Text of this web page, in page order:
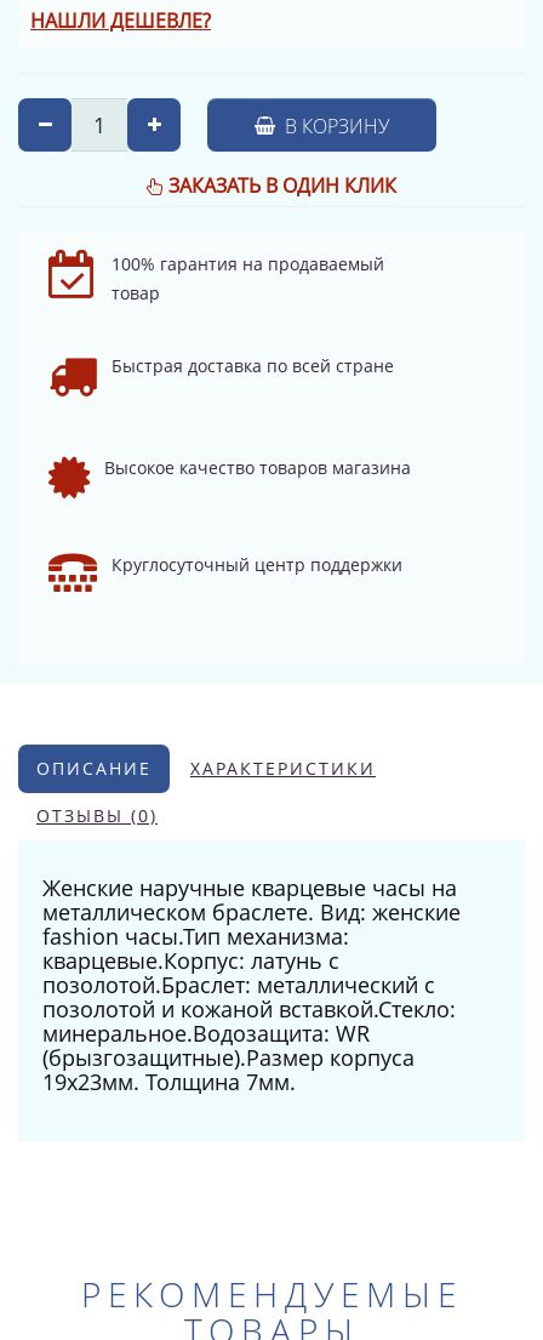
НАШЛИ ДЕШЕВЛЕ?
В КОРЗИНУ
ЗАКАЗАТЬ В ОДИН КЛИК
100% гарантия на продаваемый
товар
Быстрая доставка по всей стране
Высокое качество товаров магазина
Круглосуточный центр поддержки
ОПИСАНИЕ ХАРАКТЕРИСТИКИ
ОТЗЫВЫ (0)
Женские наручные кварцевые часы на
металлическом браслете. Вид: женские
fashion часы.Тип механизма:
кварцевые.Корпус: латунь с
позолотой.Браслет: металлический с
позолотой и кожаной вставкой.Стекло:
минеральное.Водозащита: WR
(брызгозащитные).Размер корпуса
19x23мм. Толщина 7мм.
РЕКОМЕНДУЕМЫЕ
ТОВАРЫ